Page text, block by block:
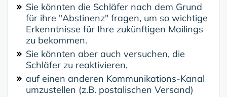
Sie könnten die Schläfer nach dem Grund
für ihre "Abstinenz" fragen, um so wichtige
Erkenntnisse für Ihre zukünftigen Mailings
zu bekommen.
Sie könnten aber auch versuchen, die
Schläfer zu reaktivieren,
auf einen anderen Kommunikations-Kanal
umzustellen (z.B. postalischen Versand)